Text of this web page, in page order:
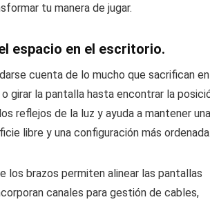
tu manera de jugar.
espacio en el escritorio.
cuenta de lo mucho que sacrifican en
girar la pantalla hasta encontrar la
reflejos de la luz y ayuda a mantener una
libre y una configuración más ordenada.
los brazos permiten alinear las pantallas
canales para gestión de cables,